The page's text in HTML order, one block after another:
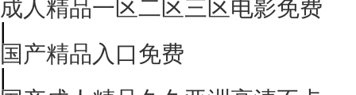
成人精品一区二区三区电影免费
|
国产精品入口免费
|